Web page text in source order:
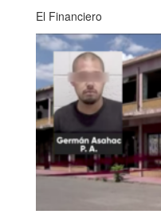
El Financiero